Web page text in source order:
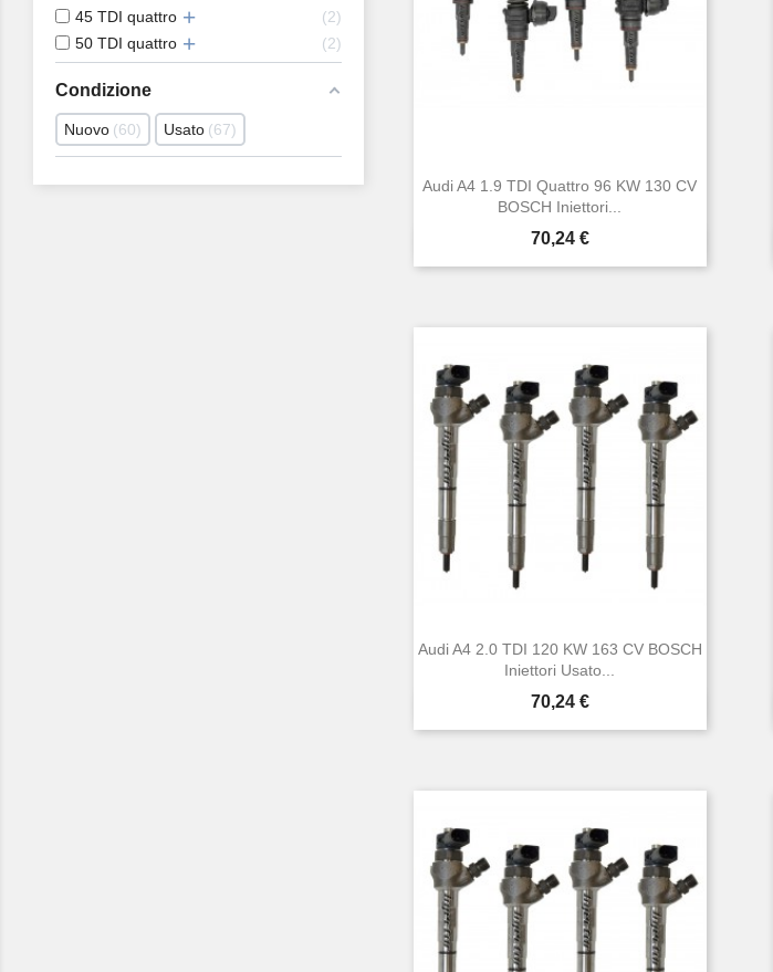
45 TDI quattro
2
50 TDI quattro
2
Condizione
Nuovo 60 Usato 67
Audi A4 1.9 TDI Quattro 96 KW 130 CV
BOSCH Iniettori...
Prezzo
70,24 €
Anteprima
Audi A4 2.0 TDI 120 KW 163 CV BOSCH
Iniettori Usato...
Prezzo
70,24 €
Anteprima